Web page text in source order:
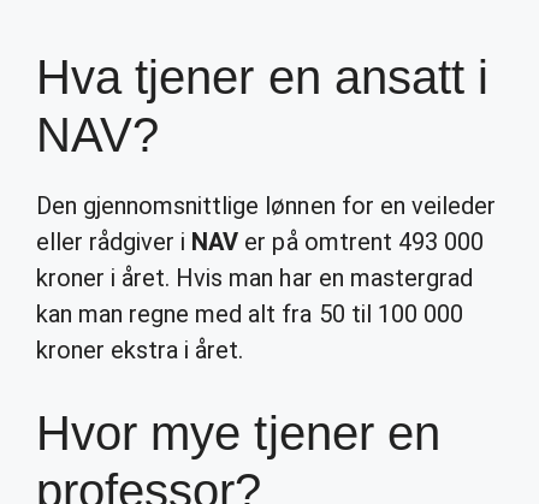
Hva tjener en ansatt i
NAV?
Den gjennomsnittlige lønnen for en veileder
eller rådgiver i NAV er på omtrent 493 000
kroner i året. Hvis man har en mastergrad
kan man regne med alt fra 50 til 100 000
kroner ekstra i året.
Hvor mye tjener en
professor?